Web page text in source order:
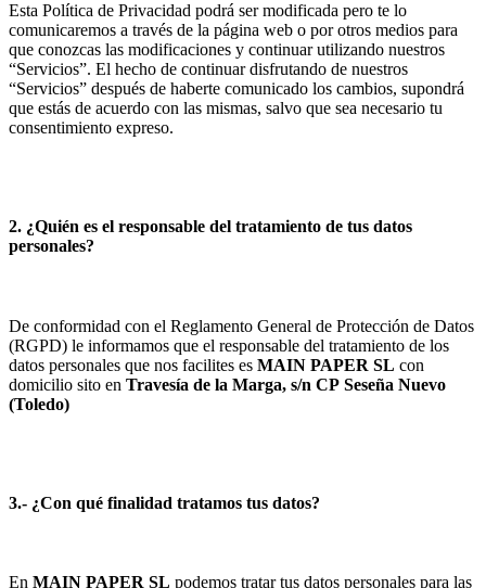
Esta Política de Privacidad podrá ser modificada pero te lo
comunicaremos a través de la página web o por otros medios para
que conozcas las modificaciones y continuar utilizando nuestros
“Servicios”. El hecho de continuar disfrutando de nuestros
“Servicios” después de haberte comunicado los cambios, supondrá
que estás de acuerdo con las mismas, salvo que sea necesario tu
consentimiento expreso.
2. ¿Quién es el responsable del tratamiento de tus datos
personales?
De conformidad con el Reglamento General de Protección de Datos
(RGPD) le informamos que el responsable del tratamiento de los
datos personales que nos facilites es MAIN PAPER SL con
domicilio sito en Travesía de la Marga, s/n CP Seseña Nuevo
(Toledo)
3.- ¿Con qué finalidad tratamos tus datos?
En MAIN PAPER SL podemos tratar tus datos personales para las